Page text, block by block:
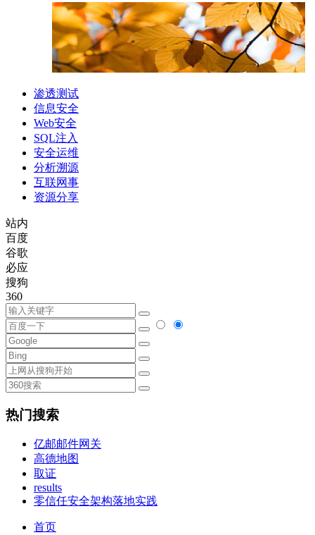
渗透测试
信息安全
Web安全
SQL注入
安全运维
分析溯源
互联网事
资源分享
站内
百度
谷歌
必应
搜狗
360
热门搜索
亿邮邮件网关
高德地图
取证
results
零信任安全架构落地实践
首页